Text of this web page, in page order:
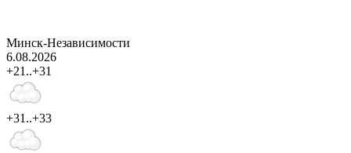
Минск-Независимости
6.08.2026
+21..+31
+31..+33